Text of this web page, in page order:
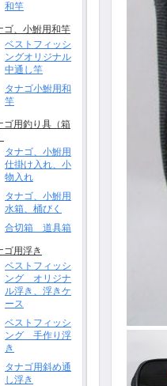
和竿
ゴ、小鮒用和竿
ベストフィッシ
ングオリジナル
中通し竿
タナゴ小鮒用和
竿
ゴ用釣り具（箱
タナゴ、小鮒用
仕掛け入れ、小
物入れ
タナゴ、小鮒用
水箱、桶びく
合切箱 道具箱
ゴ用浮き
ベストフィッシ
ング オリジナ
ル浮き、浮きケ
ース
ベストフィッシ
ング 手作り浮
き
タナゴ用斜め通
し浮き